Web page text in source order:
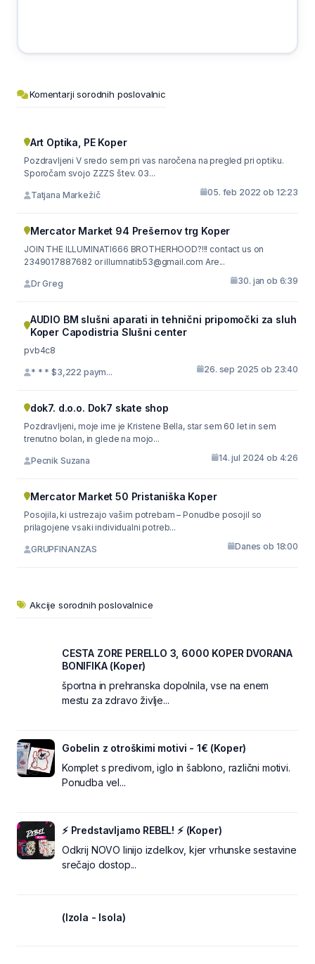
Komentarji sorodnih poslovalnic
Art Optika, PE Koper
Pozdravljeni V sredo sem pri vas naročena na pregled pri optiku.
Sporočam svojo ZZZS štev. 03...
Tatjana Markežič 05. feb 2022 ob 12:23
Mercator Market 94 Prešernov trg Koper
JOIN THE ILLUMINATI666 BROTHERHOOD?!!! contact us on
2349017887682 or illumnatib53@gmail.com Are...
Dr Greg 30. jan ob 6:39
AUDIO BM slušni aparati in tehnični pripomočki za sluh
Koper Capodistria Slušni center
pvb4c8
* * * $3,222 paym... 26. sep 2025 ob 23:40
dok7. d.o.o. Dok7 skate shop
Pozdravljeni, moje ime je Kristene Bella, star sem 60 let in sem
trenutno bolan, in glede na mojo...
Pecnik Suzana 14. jul 2024 ob 4:26
Mercator Market 50 Pristaniška Koper
Posojila, ki ustrezajo vašim potrebam – Ponudbe posojil so
prilagojene vsaki individualni potreb...
GRUPFINANZAS Danes ob 18:00
Akcije sorodnih poslovalnice
CESTA ZORE PERELLO 3, 6000 KOPER DVORANA
BONIFIKA (Koper)
športna in prehranska dopolnila, vse na enem
mestu za zdravo življe...
Gobelin z otroškimi motivi - 1€ (Koper)
Komplet s predivom, iglo in šablono, različni motivi.
Ponudba vel...
⚡ Predstavljamo REBEL! ⚡ (Koper)
Odkrij NOVO linijo izdelkov, kjer vrhunske sestavine
srečajo dostop...
(Izola - Isola)